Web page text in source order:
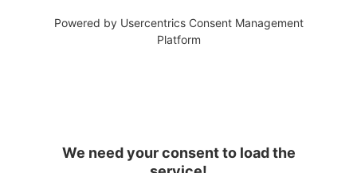
Powered by Usercentrics Consent Management
Platform
We need your consent to load the